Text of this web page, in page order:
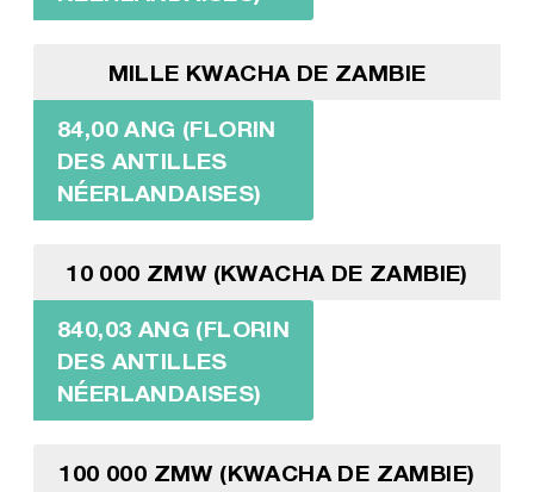
MILLE KWACHA DE ZAMBIE
84,00 ANG (FLORIN
DES ANTILLES
NÉERLANDAISES)
10 000 ZMW (KWACHA DE ZAMBIE)
840,03 ANG (FLORIN
DES ANTILLES
NÉERLANDAISES)
100 000 ZMW (KWACHA DE ZAMBIE)